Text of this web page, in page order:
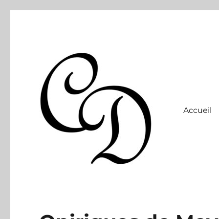
Accueil